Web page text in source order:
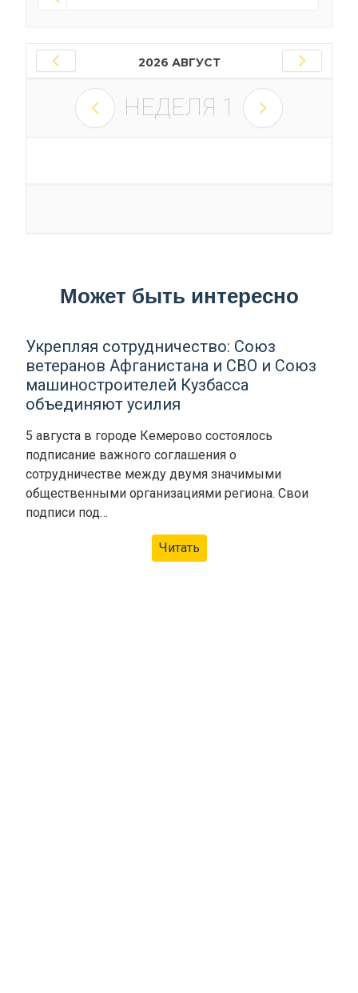
2026 АВГУСТ
НЕДЕЛЯ 1
Может быть интересно
Укрепляя сотрудничество: Союз
ветеранов Афганистана и СВО и Союз
машиностроителей Кузбасса
объединяют усилия
5 августа в городе Кемерово состоялось
подписание важного соглашения о
сотрудничестве между двумя значимыми
общественными организациями региона. Свои
подписи под…
Читать